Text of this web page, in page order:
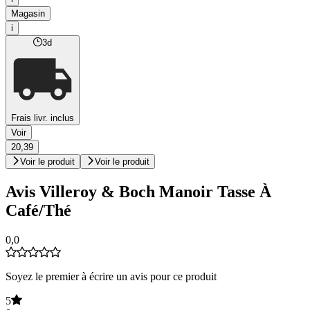
Magasin
i
3d
Frais livr. inclus
Voir
20,39
Voir le produit
Voir le produit
Avis Villeroy & Boch Manoir Tasse À
Café/Thé
0,0
Soyez le premier à écrire un avis pour ce produit
5